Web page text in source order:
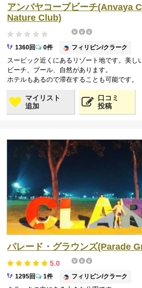
マイリスト
追加
口コミ
投稿
アンバヤコーブビーチ(Anvaya
Nature Club)
フィリピン/クラーク
1360回 0件
スービック近くにあるリゾート地です。美し
ビーチ、プール、自然があります。
ホテルもあるので滞在することも可能です。
パレード・グラウンズ(Parade
5.0
フィリピン/クラーク
1295回 1件